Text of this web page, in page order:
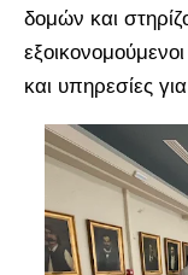
δομών και
και υπηρεσίες